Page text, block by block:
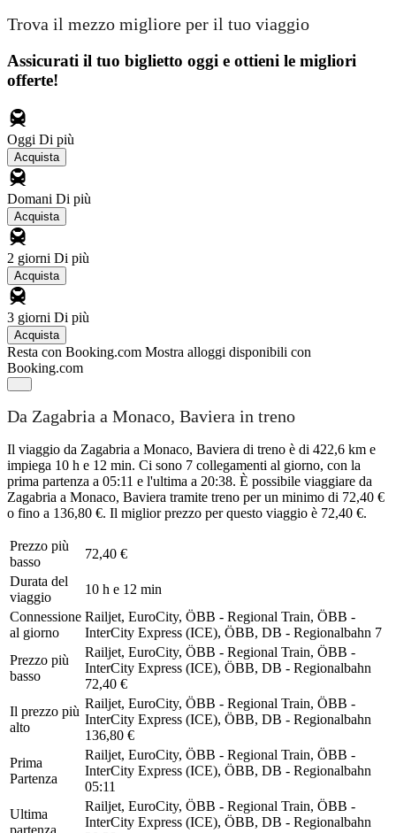
Trova il mezzo migliore per il tuo viaggio
Assicurati il ​​tuo biglietto oggi e ottieni le migliori
offerte!
Oggi Di più
Acquista
Domani Di più
Acquista
2 giorni Di più
Acquista
3 giorni Di più
Acquista
Resta con Booking.com Mostra alloggi disponibili con
Booking.com
Da Zagabria a Monaco, Baviera in treno
Il viaggio da Zagabria a Monaco, Baviera di treno è di 422,6 km e
impiega 10 h e 12 min. Ci sono 7 collegamenti al giorno, con la
prima partenza a 05:11 e l'ultima a 20:38. È possibile viaggiare da
Zagabria a Monaco, Baviera tramite treno per un minimo di 72,40 €
o fino a 136,80 €. Il miglior prezzo per questo viaggio è 72,40 €.
Prezzo più
basso
72,40 €
Durata del
viaggio
10 h e 12 min
Connessione
al giorno
Railjet, EuroCity, ÖBB - Regional Train, ÖBB -
InterCity Express (ICE), ÖBB, DB - Regionalbahn 7
Prezzo più
basso
Railjet, EuroCity, ÖBB - Regional Train, ÖBB -
InterCity Express (ICE), ÖBB, DB - Regionalbahn
72,40 €
Il prezzo più
alto
Railjet, EuroCity, ÖBB - Regional Train, ÖBB -
InterCity Express (ICE), ÖBB, DB - Regionalbahn
136,80 €
Prima
Partenza
Railjet, EuroCity, ÖBB - Regional Train, ÖBB -
InterCity Express (ICE), ÖBB, DB - Regionalbahn
05:11
Ultima
partenza
Railjet, EuroCity, ÖBB - Regional Train, ÖBB -
InterCity Express (ICE), ÖBB, DB - Regionalbahn